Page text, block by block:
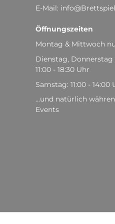
E-Mail:
Öffnungszeiten
Montag & Mittwoch
Dienstag, Donnerstag
11:00 - 18:30 Uhr
Samstag: 11:00 - 14:00
...und natürlich
Events